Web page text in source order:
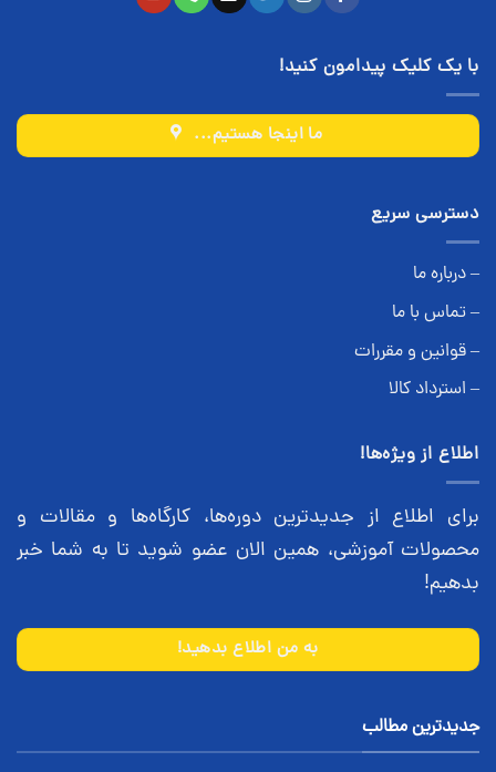
با یک کلیک پیدامون کنید!
ما اینجا هستیم...
دسترسی سریع
– درباره ما
– تماس با ما
– قوانین و مقررات
– استرداد کالا
اطلاع از ویژه‌ها!
برای اطلاع از جدیدترین دوره‌ها، کارگاه‌ها و مقالات و
محصولات آموزشی، همین الان عضو شوید تا به شما خبر
بدهیم!
به من اطلاع بدهید!
جدیدترین مطالب